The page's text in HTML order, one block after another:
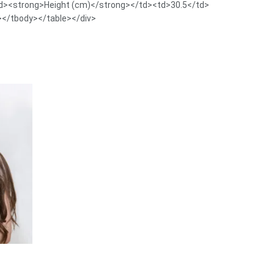
(cm)</strong></td><td>30.5</td>
tbody></table></div>